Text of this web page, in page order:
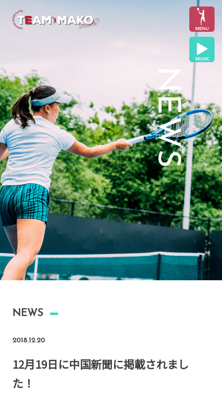
NEWS
2018.12.20
12月19日に中国新聞に掲載されまし
た！